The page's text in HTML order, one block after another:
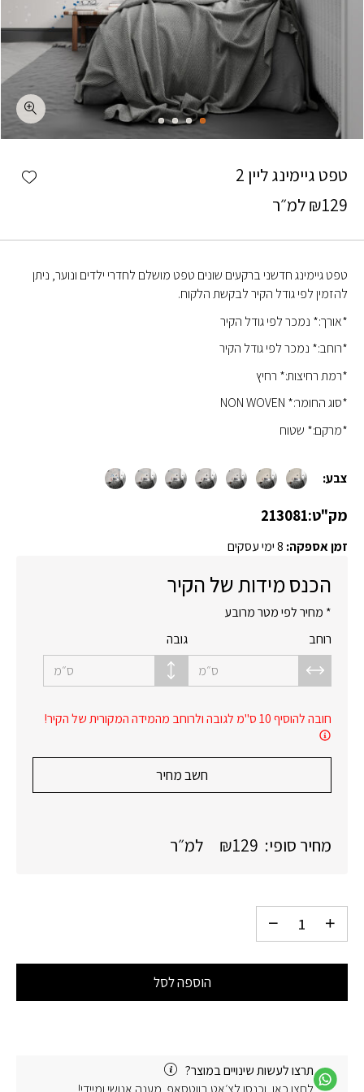
טפט גיימינג ליין 2
₪129 למ״ר
טפט גיימינג חדשני ברקעים שונים טפט מושלם לחדרי ילדים ונוער, ניתן
להזמין לפי גודל הקיר לבקשת הלקוח.
*אורך:* נמכר לפי גודל הקיר
*רוחב:* נמכר לפי גודל הקיר
*רמת רחיצות:* רחיץ
*סוג החומר:* NON WOVEN
*מרקם:* שטוח
צבע:
מק"ט:213081
זמן אספקה: 8 ימי עסקים
הכנס מידות של הקיר
* מחיר לפי מטר מרובע
רוחב
ס״מ
גובה
ס״מ
חובה להוסיף 10 ס"מ לגובה ולרוחב מהמידה המקורית של הקיר!
חשב מחיר
מחיר סופי: ₪129 למ״ר
הוספה לסל
תרצו לעשות שינויים במוצר?